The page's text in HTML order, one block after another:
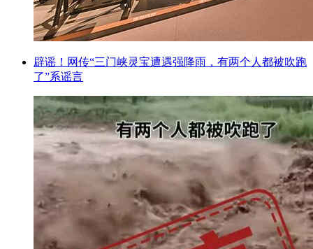
辟谣！网传“三门峡灵宝遭遇强降雨，有两个人都被吹跑
了”系谣言